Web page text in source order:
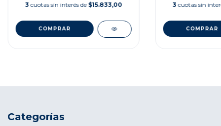
3 cuotas sin interés de $15.833,00 3 cuotas sin
Categorías